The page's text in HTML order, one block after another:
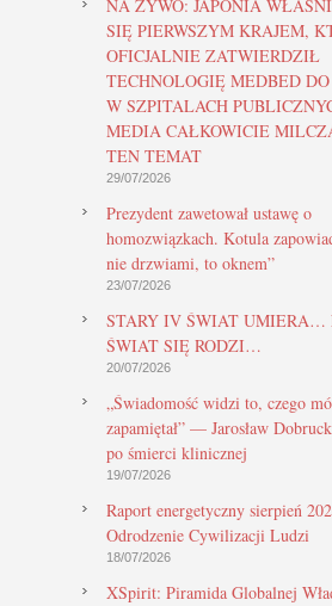
NA ŻYWO: JAPONIA
SIĘ PIERWSZYM KRAJEM,
OFICJALNIE ZATWIERDZIŁ
TECHNOLOGIĘ MEDBED
W SZPITALACH
MEDIA CAŁKOWICIE
TEN TEMAT
29/07/2026
Prezydent zawetował ustawę o
homozwiązkach. Kotula
nie drzwiami, to oknem”
23/07/2026
STARY IV ŚWIAT UMIERA…
ŚWIAT SIĘ RODZI…
20/07/2026
„Świadomość widzi to, czego
zapamiętał” — Jarosław
po śmierci klinicznej
19/07/2026
Raport energetyczny sierpień
Odrodzenie Cywilizacji Ludzi
18/07/2026
XSpirit: Piramida Globalnej